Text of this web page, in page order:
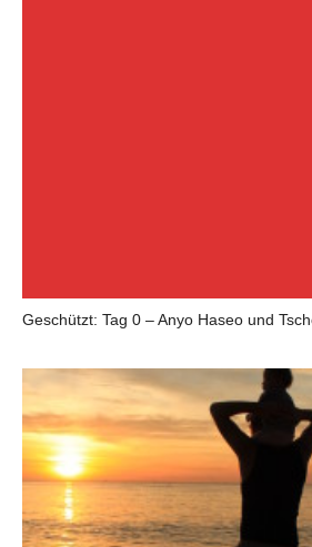
Geschützt: Tag 0 – Anyo Haseo und